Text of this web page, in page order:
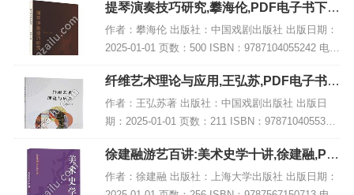
提琴演奏技巧研究,攀海伦,PDF电子书下
载,网盘资源
作者：攀海伦 出版社：中国戏剧出版社 出版日期：
2025-01-01 页数：500 ISBN：9787104055242 电子
书大小：178MB [高清扫描版PDF格式] 内容简介 弦
乐演奏...
纤维艺术理论与应用,王弘苏,PDF电子书下
载,网盘资源
作者：王弘苏著 出版社：中国戏剧出版社 出版日
期：2025-01-01 页数：211 ISBN：9787104055334
电子书大小：244MB [高清扫描版PDF格式] 内容简
介 该书结...
徐建融游艺百讲:美术史学十讲,徐建融,PD
F电子书网盘下载
作者：徐建融 出版社：上海大学出版社 出版日期：